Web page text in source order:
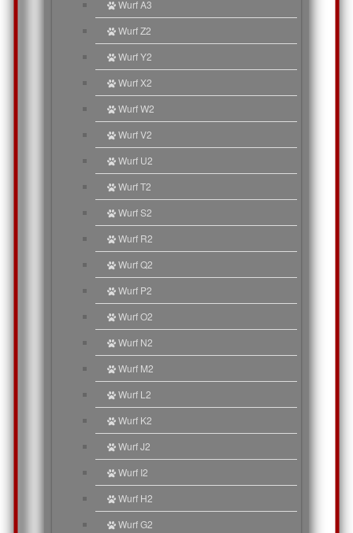
Wurf A3
Wurf Z2
Wurf Y2
Wurf X2
Wurf W2
Wurf V2
Wurf U2
Wurf T2
Wurf S2
Wurf R2
Wurf Q2
Wurf P2
Wurf O2
Wurf N2
Wurf M2
Wurf L2
Wurf K2
Wurf J2
Wurf I2
Wurf H2
Wurf G2